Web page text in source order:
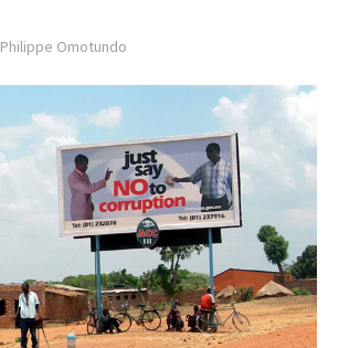
Philippe Omotundo